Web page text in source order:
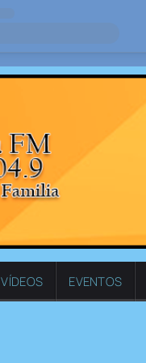
VÍDEOS EVENTOS